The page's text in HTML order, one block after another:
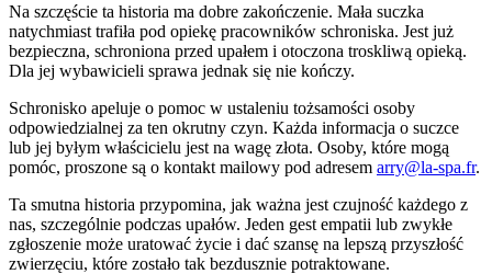
Na szczęście ta historia ma dobre zakończenie. Mała suczka
natychmiast trafiła pod opiekę pracowników schroniska. Jest już
bezpieczna, schroniona przed upałem i otoczona troskliwą opieką.
Dla jej wybawicieli sprawa jednak się nie kończy.
Schronisko apeluje o pomoc w ustaleniu tożsamości osoby
odpowiedzialnej za ten okrutny czyn. Każda informacja o suczce
lub jej byłym właścicielu jest na wagę złota. Osoby, które mogą
pomóc, proszone są o kontakt mailowy pod adresem arry@la-spa.fr.
Ta smutna historia przypomina, jak ważna jest czujność każdego z
nas, szczególnie podczas upałów. Jeden gest empatii lub zwykłe
zgłoszenie może uratować życie i dać szansę na lepszą przyszłość
zwierzęciu, które zostało tak bezdusznie potraktowane.